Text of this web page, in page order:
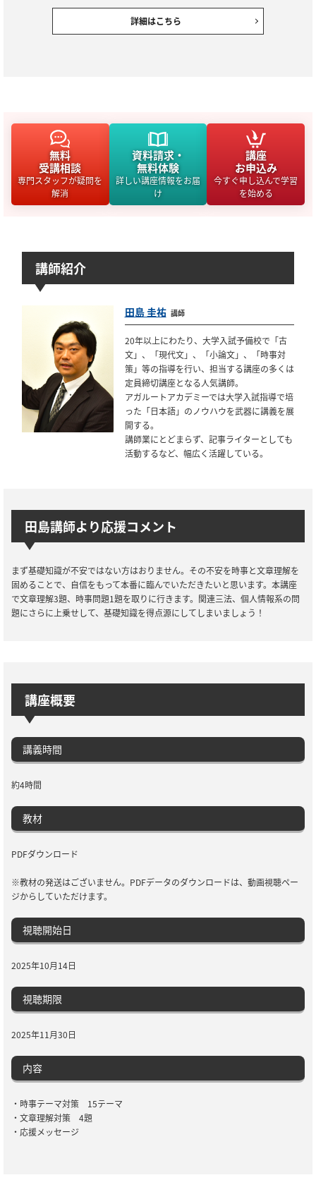
詳細はこちら
無料
受講相談
専門スタッフが疑問を
解消
資料請求・
無料体験
詳しい講座情報をお届
け
講座
お申込み
今すぐ申し込んで学習
を始める
講師紹介
田島 圭祐 講師
20年以上にわたり、大学入試予備校で「古
文」、「現代文」、「小論文」、「時事対
策」等の指導を行い、担当する講座の多くは
定員締切講座となる人気講師。
アガルートアカデミーでは大学入試指導で培
った「日本語」のノウハウを武器に講義を展
開する。
講師業にとどまらず、記事ライターとしても
活動するなど、幅広く活躍している。
田島講師より応援コメント
まず基礎知識が不安ではない方はおりません。その不安を時事と文章理解を
固めることで、自信をもって本番に臨んでいただきたいと思います。本講座
で文章理解3題、時事問題1題を取りに行きます。関連三法、個人情報系の問
題にさらに上乗せして、基礎知識を得点源にしてしまいましょう！
講座概要
講義時間
約4時間
教材
PDFダウンロード
※教材の発送はございません。PDFデータのダウンロードは、動画視聴ペー
ジからしていただけます。
視聴開始日
2025年10月14日
視聴期限
2025年11月30日
内容
・時事テーマ対策 15テーマ
・文章理解対策 4題
・応援メッセージ